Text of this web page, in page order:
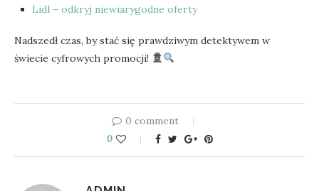
Lidl – odkryj niewiarygodne oferty
Nadszedł czas, by stać się prawdziwym detektywem w
świecie cyfrowych promocji!
0 comment
0